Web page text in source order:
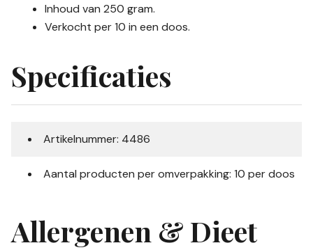
Inhoud van 250 gram.
Verkocht per 10 in een doos.
Specificaties
Artikelnummer: 4486
Aantal producten per omverpakking: 10 per doos
Allergenen & Dieet